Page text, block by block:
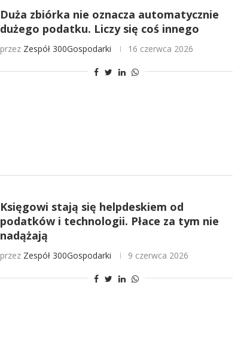
Duża zbiórka nie oznacza automatycznie
dużego podatku. Liczy się coś innego
przez Zespół 300Gospodarki 16 czerwca 2026
Księgowi stają się helpdeskiem od
podatków i technologii. Płace za tym nie
nadążają
przez Zespół 300Gospodarki 9 czerwca 2026